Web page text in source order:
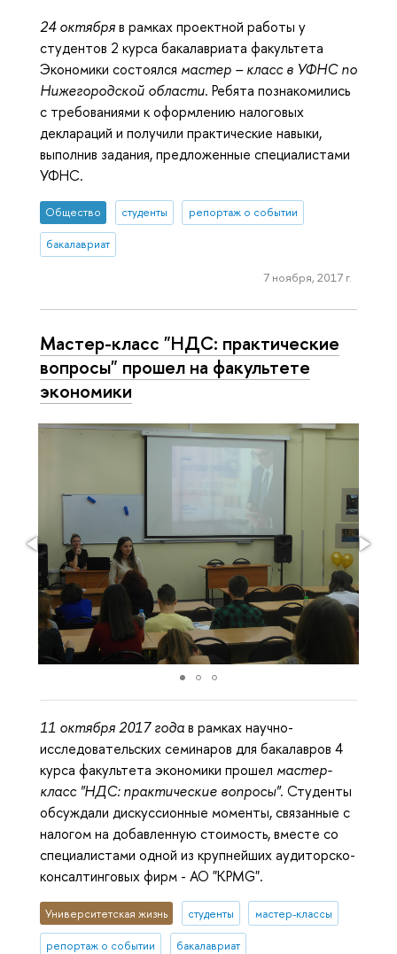
24 октябряв рамках проектной работы у
студентов 2 курса бакалавриата факультета
Экономики состоялся мастер – класс в УФНС по
Нижегородской области. Ребята познакомились
с требованиями к оформлению налоговых
деклараций и получили практические навыки,
выполнив задания, предложенные специалистами
УФНС.
Общество студенты репортаж о событии
бакалавриат
7 ноября, 2017 г.
Мастер-класс "НДС: практические
вопросы" прошел на факультете
экономики
11 октября 2017 годав рамках научно-
исследовательских семинаров для бакалавров 4
курса факультета экономики прошел мастер-
класс "НДС: практические вопросы". Студенты
обсуждали дискуссионные моменты, связанные с
налогом на добавленную стоимость, вместе со
специалистами одной из крупнейших аудиторско-
консалтинговых фирм - АО "KPMG".
Университетская жизнь студенты мастер-классы
репортаж о событии бакалавриат